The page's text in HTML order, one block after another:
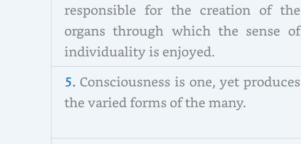
responsible for the creation of the
organs through which the sense of
individuality is enjoyed.
5. Consciousness is one, yet produces
the varied forms of the many.